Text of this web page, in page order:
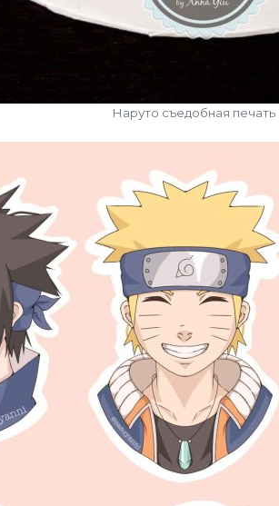
Наруто съедобная печать